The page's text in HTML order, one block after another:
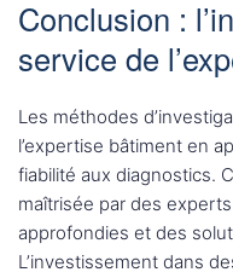
Conclusion :
service de
Les méthodes
l’expertise bâtiment en
fiabilité aux diagnostics.
maîtrisée par des
approfondies et des
L’investissement dans